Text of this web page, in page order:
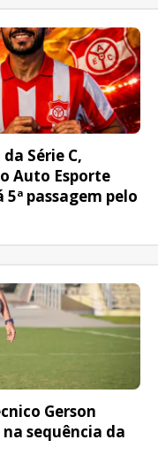
Série C,
Auto Esporte
passagem pelo
Gerson
sequência da